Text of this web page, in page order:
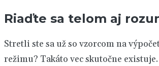
Riaďte sa telom aj
Stretli ste sa už so vzorcom na
režimu? Takáto vec skutočne existuje.